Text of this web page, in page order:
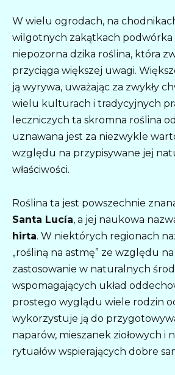
W wielu ogrodach, na
wilgotnych zakątkach podwórka
niepozorna dzika roślina, która
przyciąga większej uwagi.
ją wyrywa, uważając za zwykły
wielu kulturach i tradycyjnych
leczniczych ta skromna roślina
uznawana jest za niezwykle
względu na przypisywane jej
właściwości.
Roślina ta jest powszechnie
Santa Lucía, a jej naukowa
hirta. W niektórych regionach
„rośliną na astmę” ze względu
zastosowanie w naturalnych
wspomagających układ
prostego wyglądu wiele rodzin
wykorzystuje ją do
naparów, mieszanek ziołowych i
rytuałów wspierających dobre